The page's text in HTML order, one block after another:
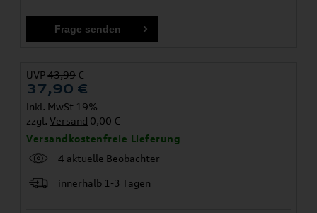
UVP43,99 €
37,90 €
inkl. MwSt 19%
zzgl.Versand 0,00 €
Versandkostenfreie Lieferung
4 aktuelle Beobachter
innerhalb 1-3 Tagen